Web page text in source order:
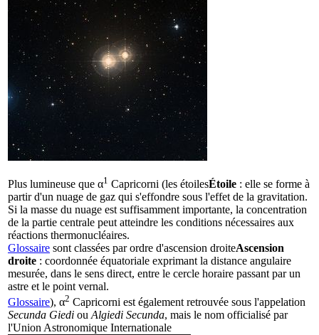
Plus lumineuse que α1 Capricorni (les étoilesÉtoile : elle se forme à
partir d'un nuage de gaz qui s'effondre sous l'effet de la gravitation.
Si la masse du nuage est suffisamment importante, la concentration
de la partie centrale peut atteindre les conditions nécessaires aux
réactions thermonucléaires.
Glossaire sont classées par ordre d'ascension droiteAscension
droite : coordonnée équatoriale exprimant la distance angulaire
mesurée, dans le sens direct, entre le cercle horaire passant par un
astre et le point vernal.
Glossaire), α2 Capricorni est également retrouvée sous l'appelation
Secunda Giedi ou Algiedi Secunda, mais le nom officialisé par
l'Union Astronomique Internationale